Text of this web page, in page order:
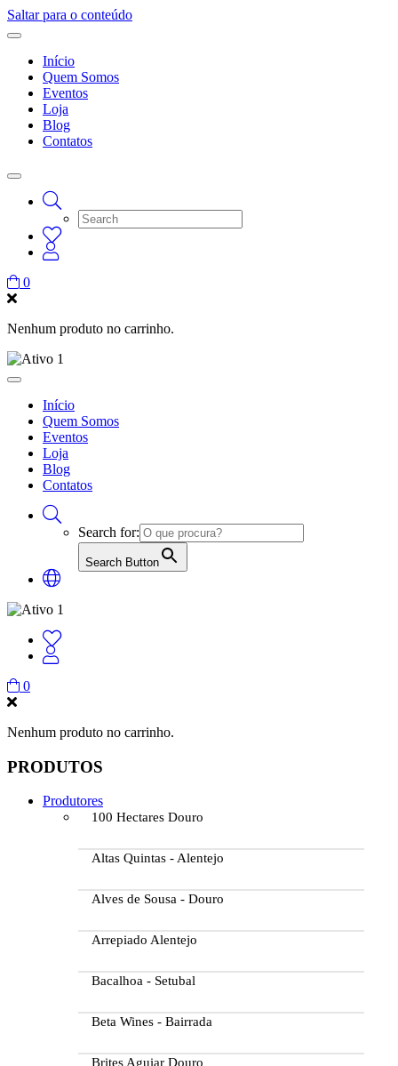
Saltar para o conteúdo
Início
Quem Somos
Eventos
Loja
Blog
Contatos
0
Nenhum produto no carrinho.
Início
Quem Somos
Eventos
Loja
Blog
Contatos
Search for:
Search Button
0
Nenhum produto no carrinho.
PRODUTOS
Produtores
100 Hectares Douro
Altas Quintas - Alentejo
Alves de Sousa - Douro
Arrepiado Alentejo
Bacalhoa - Setubal
Beta Wines - Bairrada
Brites Aguiar Douro